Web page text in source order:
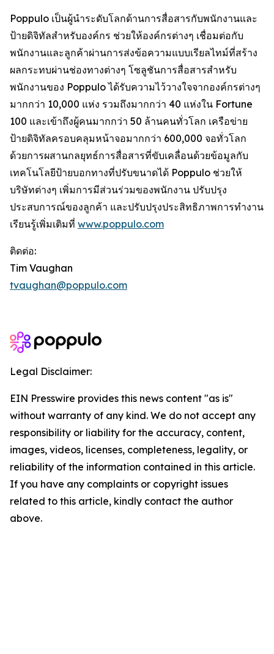
Poppulo เป็นผู้นำระดับโลกด้านการสื่อสารกับพนักงานและ
ป้ายดิจิทัลสำหรับองค์กร ช่วยให้องค์กรต่างๆ เชื่อมต่อกับ
พนักงานและลูกค้าผ่านการส่งข้อความแบบเรียลไทม์ที่สร้าง
ผลกระทบผ่านช่องทางต่างๆ โซลูชันการสื่อสารสำหรับ
พนักงานของ Poppulo ได้รับความไว้วางใจจากองค์กรต่างๆ
มากกว่า 10,000 แห่ง รวมถึงมากกว่า 40 แห่งใน Fortune
100 และเข้าถึงผู้คนมากกว่า 50 ล้านคนทั่วโลก เครือข่าย
ป้ายดิจิทัลครอบคลุมหน้าจอมากกว่า 600,000 จอทั่วโลก
ด้วยการผสานกลยุทธ์การสื่อสารที่ขับเคลื่อนด้วยข้อมูลกับ
เทคโนโลยีป้ายบอกทางที่ปรับขนาดได้ Poppulo ช่วยให้
บริษัทต่างๆ เพิ่มการมีส่วนร่วมของพนักงาน ปรับปรุง
ประสบการณ์ของลูกค้า และปรับปรุงประสิทธิภาพการทำงาน
เรียนรู้เพิ่มเติมที่ www.poppulo.com
ติดต่อ:
Tim Vaughan
tvaughan@poppulo.com
Legal Disclaimer:
EIN Presswire provides this news content "as is"
without warranty of any kind. We do not accept any
responsibility or liability for the accuracy, content,
images, videos, licenses, completeness, legality, or
reliability of the information contained in this article.
If you have any complaints or copyright issues
related to this article, kindly contact the author
above.